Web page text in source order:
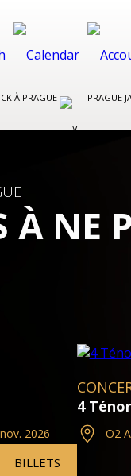
À PRAGUE PRAGUE
À NE
- sam. 18 déc. 2027